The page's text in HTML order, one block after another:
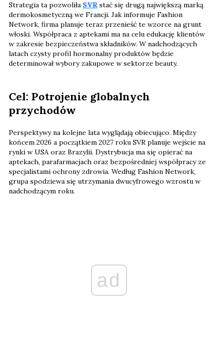
Strategia ta pozwoliła SVR stać się drugą największą marką
dermokosmetyczną we Francji. Jak informuje Fashion
Network, firma planuje teraz przenieść te wzorce na grunt
włoski. Współpraca z aptekami ma na celu edukację klientów
w zakresie bezpieczeństwa składników. W nadchodzących
latach czysty profil hormonalny produktów będzie
determinował wybory zakupowe w sektorze beauty.
Cel: Potrojenie globalnych
przychodów
Perspektywy na kolejne lata wyglądają obiecująco. Między
końcem 2026 a początkiem 2027 roku SVR planuje wejście na
rynki w USA oraz Brazylii. Dystrybucja ma się opierać na
aptekach, parafarmacjach oraz bezpośredniej współpracy ze
specjalistami ochrony zdrowia. Według Fashion Network,
grupa spodziewa się utrzymania dwucyfrowego wzrostu w
nadchodzącym roku.
ad